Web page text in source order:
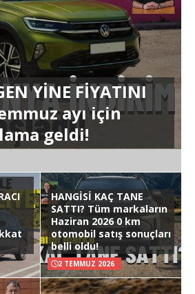
YİNE FİYATINI
ayı için
geldi!
HANGİSİ KAÇ TANE
SATTI? Tüm markaların
Haziran 2026 0 km
otomobil satış sonuçları
belli oldu!
2 TEMMUZ 2026